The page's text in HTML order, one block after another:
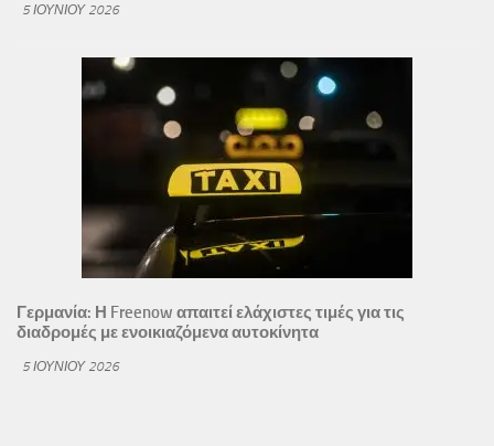
5 ΙΟΥΝΊΟΥ 2026
Γερμανία: Η Freenow απαιτεί ελάχιστες τιμές για τις
διαδρομές με ενοικιαζόμενα αυτοκίνητα
5 ΙΟΥΝΊΟΥ 2026